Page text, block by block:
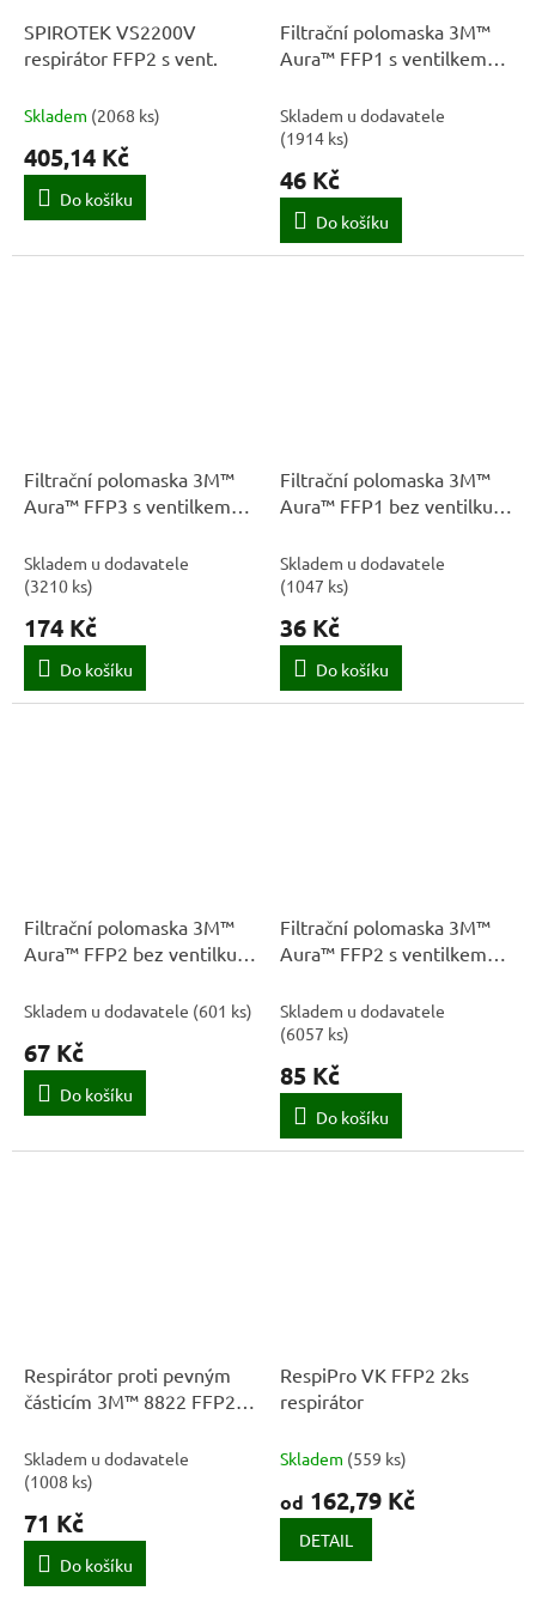
SPIROTEK VS2200V
respirátor FFP2 s vent.
Skladem (2068 ks)
405,14 Kč
Do košíku
Filtrační polomaska 3M™
Aura™ FFP1 s ventilkem
Skladem u dodavatele
(1914 ks)
46 Kč
Do košíku
Filtrační polomaska 3M™
Aura™ FFP3 s ventilkem
Skladem u dodavatele
(3210 ks)
174 Kč
Do košíku
Filtrační polomaska 3M™
Aura™ FFP1 bez ventilku
Skladem u dodavatele
(1047 ks)
36 Kč
Do košíku
Filtrační polomaska 3M™
Aura™ FFP2 bez ventilku
Skladem u dodavatele (601 ks)
67 Kč
Do košíku
Filtrační polomaska 3M™
Aura™ FFP2 s ventilkem
Skladem u dodavatele
(6057 ks)
85 Kč
Do košíku
Respirátor proti pevným
částicím 3M™ 8822 FFP2 s
Skladem u dodavatele
(1008 ks)
71 Kč
Do košíku
RespiPro VK FFP2 2ks
respirátor
Skladem (559 ks)
od 162,79 Kč
DETAIL